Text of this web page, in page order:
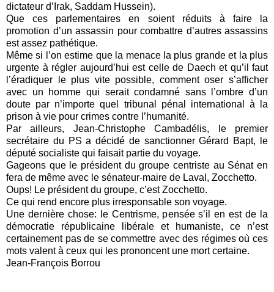
dictateur d’Irak, Saddam Hussein).
Que ces parlementaires en soient réduits à faire la
promotion d’un assassin pour combattre d’autres assassins
est assez pathétique.
Même si l’on estime que la menace la plus grande et la plus
urgente à régler aujourd’hui est celle de Daech et qu’il faut
l’éradiquer le plus vite possible, comment oser s’afficher
avec un homme qui serait condamné sans l’ombre d’un
doute par n’importe quel tribunal pénal international à la
prison à vie pour crimes contre l’humanité.
Par ailleurs, Jean-Christophe Cambadélis, le premier
secrétaire du PS a décidé de sanctionner Gérard Bapt, le
député socialiste qui faisait partie du voyage.
Gageons que le président du groupe centriste au Sénat en
fera de même avec le sénateur-maire de Laval, Zocchetto.
Oups! Le président du groupe, c’est Zocchetto.
Ce qui rend encore plus irresponsable son voyage.
Une dernière chose: le Centrisme, pensée s’il en est de la
démocratie républicaine libérale et humaniste, ce n’est
certainement pas de se commettre avec des régimes où ces
mots valent à ceux qui les prononcent une mort certaine.
Jean-François Borrou